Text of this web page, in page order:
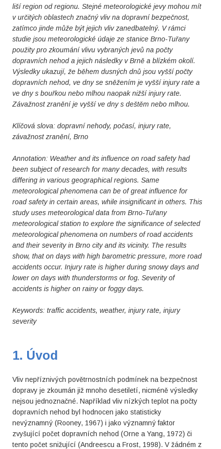
liší region od regionu. Stejné meteorologické jevy mohou mít
v určitých oblastech značný vliv na dopravní bezpečnost,
zatímco jinde může být jejich vliv zanedbatelný. V rámci
studie jsou meteorologické údaje ze stanice Brno-Tuřany
použity pro zkoumání vlivu vybraných jevů na počty
dopravních nehod a jejich následky v Brně a blízkém okolí.
Výsledky ukazují, že během dusných dnů jsou vyšší počty
dopravních nehod, ve dny se sněžením je vyšší injury rate a
ve dny s bouřkou nebo mlhou naopak nižší injury rate.
Závažnost zranění je vyšší ve dny s deštěm nebo mlhou.
Klíčová slova: dopravní nehody, počasí, injury rate,
závažnost zranění, Brno
Annotation: Weather and its influence on road safety had
been subject of research for many decades, with results
differing in various geographical regions. Same
meteorological phenomena can be of great influence for
road safety in certain areas, while insignificant in others. This
study uses meteorological data from Brno-Tuřany
meteorological station to explore the significance of selected
meteorological phenomena on numbers of road accidents
and their severity in Brno city and its vicinity. The results
show, that on days with high barometric pressure, more road
accidents occur. Injury rate is higher during snowy days and
lower on days with thunderstorms or fog. Severity of
accidents is higher on rainy or foggy days.
Keywords: traffic accidents, weather, injury rate, injury
severity
1. Úvod
Vliv nepříznivých povětrnostních podmínek na bezpečnost
dopravy je zkoumán již mnoho desetiletí, nicméně výsledky
nejsou jednoznačné. Například vliv nízkých teplot na počty
dopravních nehod byl hodnocen jako statisticky
nevýznamný (Rooney, 1967) i jako významný faktor
zvyšující počet dopravních nehod (Orne a Yang, 1972) či
tento počet snižující (Andreescu a Frost, 1998). V žádném z